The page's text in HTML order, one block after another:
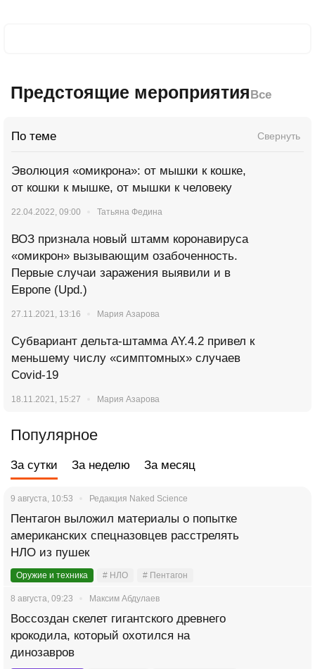
Предстоящие мероприятияВсе
По теме Свернуть
Эволюция «омикрона»: от мышки к кошке,
от кошки к мышке, от мышки к человеку
22.04.2022, 09:00 Татьяна Федина
ВОЗ признала новый штамм коронавируса
«омикрон» вызывающим озабоченность.
Первые случаи заражения выявили и в
Европе (Upd.)
27.11.2021, 13:16 Мария Азарова
Субвариант дельта-штамма AY.4.2 привел к
меньшему числу «симптомных» случаев
Covid-19
18.11.2021, 15:27 Мария Азарова
Популярное
За сутки За неделю За месяц
9 августа, 10:53 Редакция Naked Science
Пентагон выложил материалы о попытке
американских спецназовцев расстрелять
НЛО из пушек
Оружие и техника # НЛО # Пентагон
8 августа, 09:23 Максим Абдулаев
Воссоздан скелет гигантского древнего
крокодила, который охотился на
динозавров